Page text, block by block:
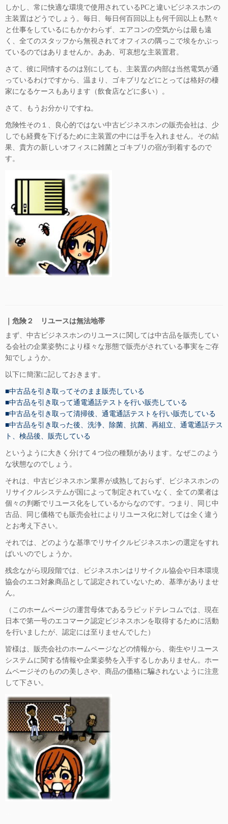
しかし、常に快適な環境で使用されているPCと違いビジネスホンの
主装置はどうでしょう。毎日、毎日何百回以上も何千回以上も黙々
と仕事をしているにもかかわらず、エアコンの空気からは最も遠
く、全てのスタッフから無視されてオフィスの隅っこで埃をかぶっ
ているのではありませんか。ああ、可哀想な主装置君。
さて、彼に同情するのは別にしても、主装置の内部は当然電気が通
っているわけですから、温まり、ゴキブリなどにとっては格好の棲
家になるケースもあります（飲食店などに多い）。
さて、もうお分かりですね。
危険性その１、良心的ではない中古ビジネスホンの販売会社は、少
しでも経費を下げるために主装置の中には手を入れません。その結
果、貴方の新しいオフィスに雑菌とゴキブリの宿が到着するので
す。
｜危険２ リユースは無法地帯
まず、中古ビジネスホンのリユースに関しては中古品を販売してい
る会社の企業姿勢により様々な形態で販売がされている事実をご存
知でしょうか。
以下に簡潔に記しておきます。
■中古品を引き取ってそのまま販売している
■中古品を引き取って通電通話テストを行い販売している
■中古品を引き取って清掃後、通電通話テストを行い販売している
■中古品を引き取った後、洗浄、除菌、抗菌、再組立、通電通話テス
ト、検品後、販売している
というように大きく分けて４つ位の種類があります。なぜこのよう
な状態なのでしょう。
それは、中古ビジネスホン業界が成熟しておらず、ビジネスホンの
リサイクルシステムが国によって制定されていなく、全ての業者は
個々の判断でリユース化をしているからなのです。つまり、同じ中
古品、同じ価格でも販売会社によりリユース化に対しては全く違う
とお考え下さい。
それでは、どのような基準でリサイクルビジネスホンの選定をすれ
ばいいのでしょうか。
残念ながら現段階では、ビジネスホンはリサイクル協会や日本環境
協会のエコ対象商品として認定されていないため、基準がありませ
ん。
（このホームページの運営母体であるラピッドテレコムでは、現在
日本で第一号のエコマーク認定ビジネスホンを取得するために活動
を行いましたが、認定には至りませんでした）
皆様は、販売会社のホームページなどの情報から、衛生やリユース
システムに関する情報や企業姿勢を入手するしかありません。ホー
ムページそのものの美しさや、商品の価格に騙されないように注意
して下さい。